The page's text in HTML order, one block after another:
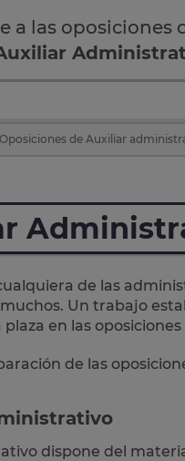
a las oposiciones
Oposiciones de Auxiliar
de las
Un trabajo
en las
de las
dispone del